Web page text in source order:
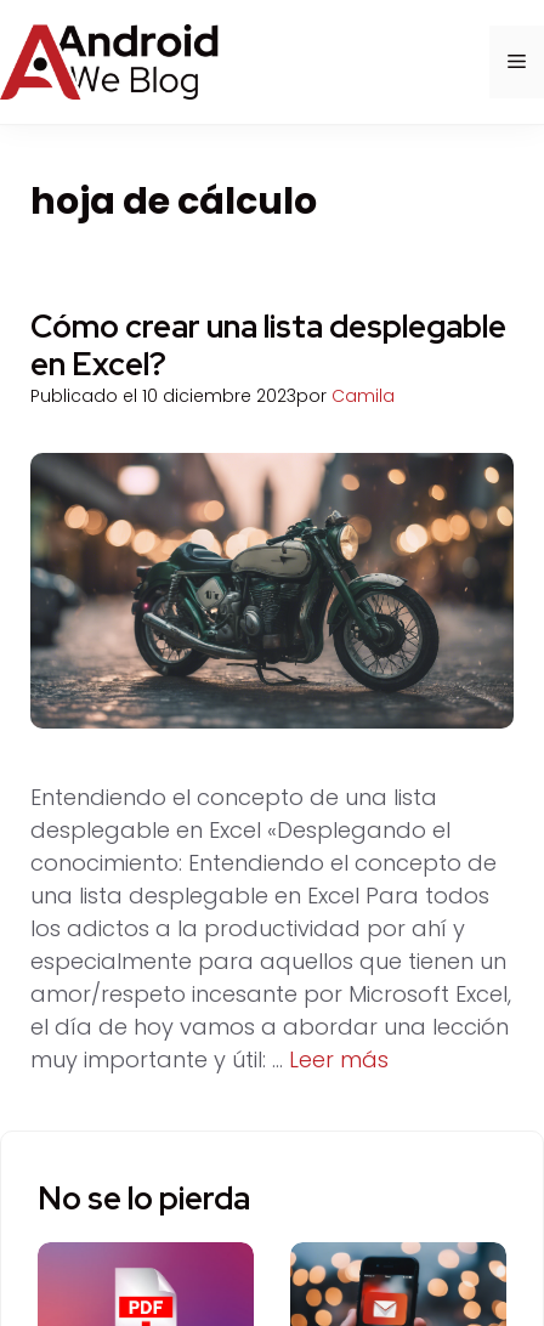
al
contenido
hoja de cálculo
Cómo crear una lista desplegable
en Excel?
Publicado el 10 diciembre 2023por Camila
Entendiendo el concepto de una lista
desplegable en Excel «Desplegando el
conocimiento: Entendiendo el concepto de
una lista desplegable en Excel Para todos
los adictos a la productividad por ahí y
especialmente para aquellos que tienen un
amor/respeto incesante por Microsoft Excel,
el día de hoy vamos a abordar una lección
muy importante y útil: … Leer más
No se lo pierda